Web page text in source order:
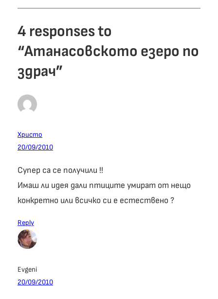
4 responses to
“Атанасовското езеро по
здрач”
Христо
20/09/2010
Супер са се получили !!
Имаш ли идея дали птиците умират от нещо
конкретно или всичко си е естествено ?
Reply
Evgeni
20/09/2010